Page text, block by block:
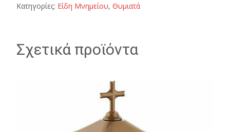
Κατηγορίες: Είδη Μνημείου, Θυμιατά
Σχετικά προϊόντα